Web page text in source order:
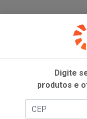
Digite
produtos e